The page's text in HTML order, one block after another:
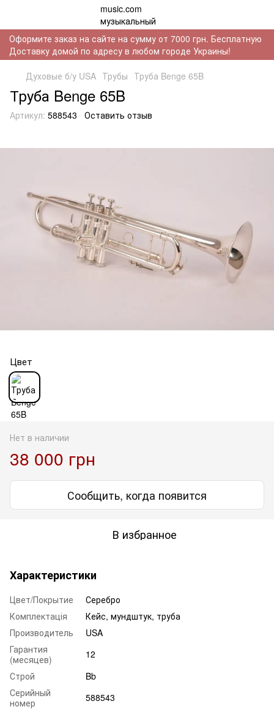
Оформите заказ на сайте на сумму от 7000 грн. Бесплатную
Доставку домой по адресу в любом городе Украины!
Духовые б/у USA Трубы Труба Benge 65B
Труба Benge 65B
Артикул: 588543 Оставить отзыв
Цвет
Нет в наличии
38 000 грн
Сообщить, когда появится
В избранное
Характеристики
Цвет/Покрытие
Серебро
Комплектація
Кейс, мундштук, труба
Производитель
USA
Гарантия
(месяцев)
12
Строй
Bb
Серийный
номер
588543